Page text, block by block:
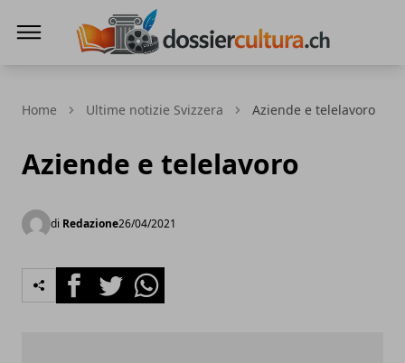
Home Ultime notizie Svizzera Aziende e telelavoro
Aziende e telelavoro
di Redazione26/04/2021
FacebookTwitterWhatsapp